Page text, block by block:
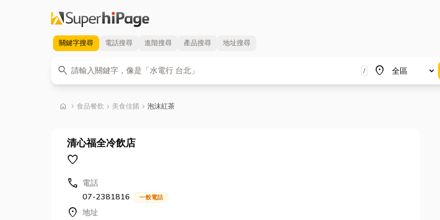
關鍵字搜尋 電話搜尋 進階搜尋 產品搜尋 地址搜尋
search
關鍵字 / place
地區
home chevron_right 首頁
食品餐飲 chevron_right 美食佳餚 chevron_right 泡沫紅茶
清心福全冷飲店
favorite
call 電話
07-2381816
一般電話
location_on 地址